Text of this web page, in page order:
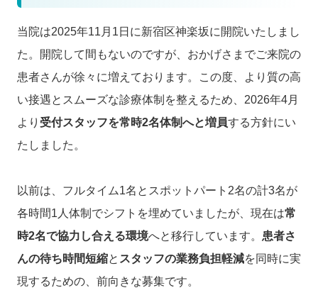
当院は2025年11月1日に新宿区神楽坂に開院いたしまし
た。開院して間もないのですが、おかげさまでご来院の
患者さんが徐々に増えております。この度、より質の高
い接遇とスムーズな診療体制を整えるため、2026年4月
より 受付スタッフを常時2名体制へと増員する方針にい
たしました。
以前は、フルタイム1名とスポットパート2名の計3名が
各時間1人体制でシフトを埋めていましたが、現在は常
時2名で協力し合える環境へと移行しています。 患者さ
んの待ち時間短縮と スタッフの業務負担軽減を同時に実
現するための、前向きな募集です。